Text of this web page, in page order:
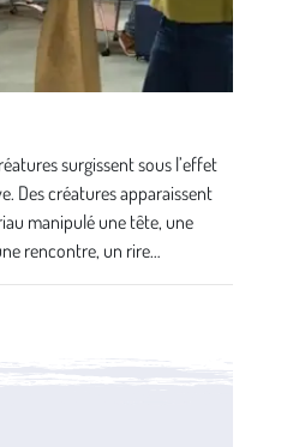
surgissent sous l’effet
Des créatures apparaissent
manipulé une tête, une
rencontre, un rire…